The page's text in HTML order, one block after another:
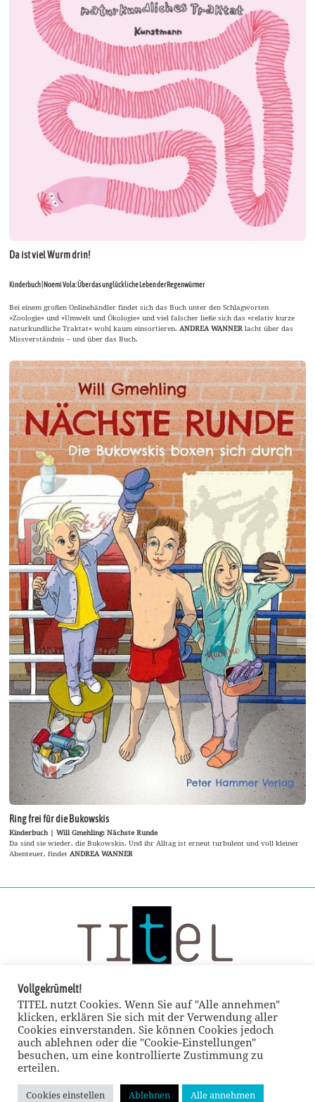
Da ist viel Wurm drin!
Kinderbuch | Noemi Vola: Über das unglückliche Leben der Regenwürmer
Bei einem großen Onlinehändler findet sich das Buch unter den Schlagworten
»Zoologie« und »Umwelt und Ökologie« und viel falscher ließe sich das »relativ kurze
naturkundliche Traktat« wohl kaum einsortieren. ANDREA WANNER lacht über das
Missverständnis – und über das Buch.
Ring frei für die Bukowskis
Kinderbuch | Will Gmehling: Nächste Runde
Da sind sie wieder, die Bukowskis. Und ihr Alltag ist erneut turbulent und voll kleiner
Abenteuer, findetANDREA WANNER
Vollgekrümelt!
TITEL nutzt Cookies. Wenn Sie auf "Alle annehmen"
klicken, erklären Sie sich mit der Verwendung aller
Cookies einverstanden. Sie können Cookies jedoch
auch ablehnen oder die "Cookie-Einstellungen"
besuchen, um eine kontrollierte Zustimmung zu
erteilen.
Cookies einstellen Ablehnen Alle annehmen